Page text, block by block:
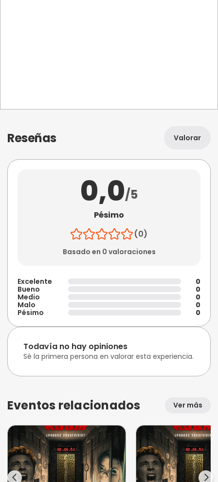
Reseñas Valorar
0,0/5
Pésimo
(0)
Basado en 0 valoraciones
Excelente
0
Bueno
0
Medio
0
Malo
0
Pésimo
0
Todavía no hay opiniones
Sé la primera persona en valorar esta experiencia.
Eventos relacionados Ver más